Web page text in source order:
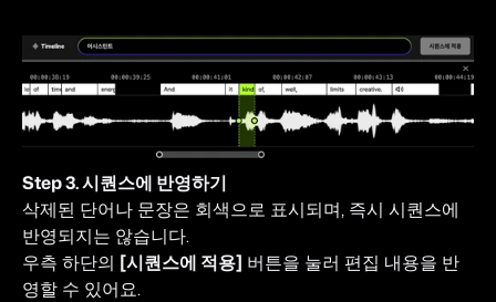
Step 3. 시퀀스에 반영하기
삭제된 단어나 문장은 회색으로 표시되며, 즉시 시퀀스에
반영되지는 않습니다.
우측 하단의 [시퀀스에 적용] 버튼을 눌러 편집 내용을 반
영할 수 있어요.